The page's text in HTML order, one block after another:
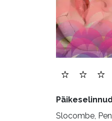
Päikeselinnud
Slocombe,